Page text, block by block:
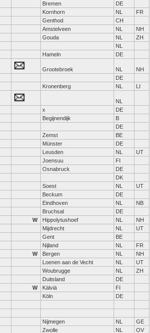
Bremen
DE
Kornhorn NL
FR
Genthod
CH
Amstelveen NL
NH
Gouda NL
ZH
NL
Hameln DE
Grootebroek NL
NH
DE
Kronenberg NL LI
NL
x
DE
Begijnendijk
B
DE
Zemst
BE
Münster
DE
Leusden NL
UT
Joensuu
FI
Osnabruck
DE
DK
Soest NL
UT
Beckum
DE
Eindhoven NL
NB
Bruchsal
DE
W Hippolytushoef NL
NH
Mijdrecht NL
UT
Gent
BE
Nijland NL
FR
W Bergen NL
NH
Loenen aan de Vecht NL
UT
Woubrugge NL
ZH
Duitsland
DE
W Kälviä
FI
Köln
DE
Nijmegen NL
GE
Zwolle NL
OV